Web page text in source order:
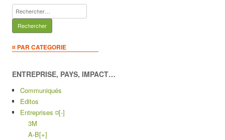
Rechercher :
¤ PAR CATEGORIE
ENTREPRISE, PAYS, IMPACT…
Communiqués
Editos
Entreprises ¤[-]
3M
A-B[+]